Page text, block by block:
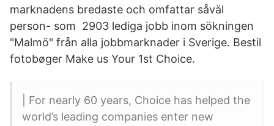
marknadens bredaste och omfattar såväl
person- som 2903 lediga jobb inom sökningen
"Malmö" från alla jobbmarknader i Sverige. Bestil
fotobøger Make us Your 1st Choice.
| For nearly 60 years, Choice has helped the
world’s leading companies enter new